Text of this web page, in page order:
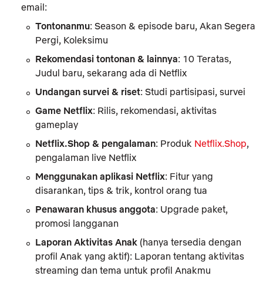
email:
Tontonanmu: Season & episode baru, Akan Segera
Pergi, Koleksimu
Rekomendasi tontonan & lainnya: 10 Teratas,
Judul baru, sekarang ada di Netflix
Undangan survei & riset: Studi partisipasi, survei
Game Netflix: Rilis, rekomendasi, aktivitas
gameplay
Netflix.Shop & pengalaman: Produk Netflix.Shop,
pengalaman live Netflix
Menggunakan aplikasi Netflix: Fitur yang
disarankan, tips & trik, kontrol orang tua
Penawaran khusus anggota: Upgrade paket,
promosi langganan
Laporan Aktivitas Anak (hanya tersedia dengan
profil Anak yang aktif): Laporan tentang aktivitas
streaming dan tema untuk profil Anakmu